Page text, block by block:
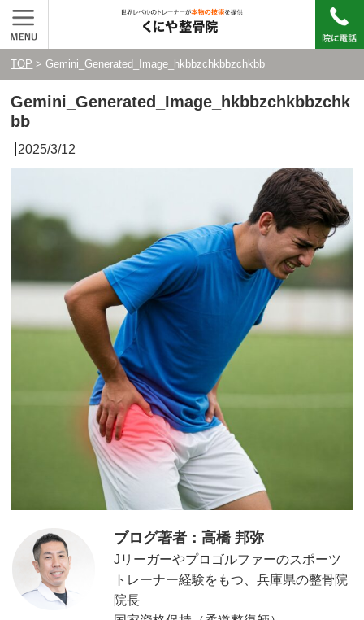
TOP > Gemini_Generated_Image_hkbbzchkbbzchkbb
Gemini_Generated_Image_hkbbzchkbbzchk
bb
2025/3/12
ブログ著者：高橋 邦弥
Jリーガーやプロゴルファーのスポーツ
トレーナー経験をもつ、兵庫県の整骨院
院長